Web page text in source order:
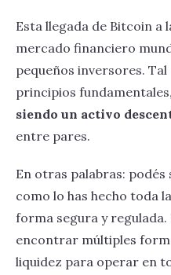
Esta llegada de Bitcoin a
mercado financiero
pequeños inversores.
principios
siendo un activo
entre pares.
En otras palabras:
como lo has hecho toda
forma segura y regulada.
encontrar múltiples
liquidez para operar en